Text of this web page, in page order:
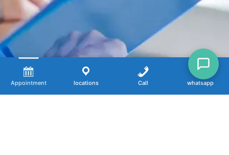
Appointment locations Call whatsapp